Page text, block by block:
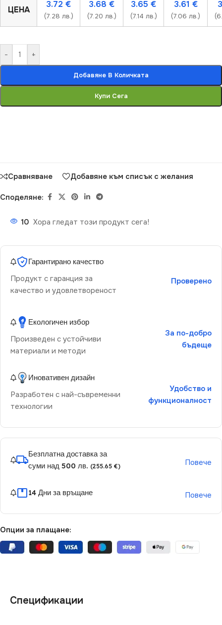
ЦЕНА
3.72 €
(7.28 лв.)
3.68 €
(7.20 лв.)
3.65 €
(7.14 лв.)
3.61 €
(7.06 лв.)
- +
Добавяне В Количката
Купи Сега
Сравняване Добавяне към списък с желания
Споделяне:
10 Хора гледат този продукт сега!
Гарантирано качество
Продукт с гаранция за
качество и удовлетвореност
Проверено
Екологичен избор
Произведен с устойчиви
материали и методи
За по-добро
бъдеще
Иновативен дизайн
Разработен с най-съвременни
технологии
Удобство и
функционалност
Безплатна доставка за
суми над 500 лв. (255.65 €) Повече
14 Дни за връщане Повече
Опции за плащане:
Спецификации